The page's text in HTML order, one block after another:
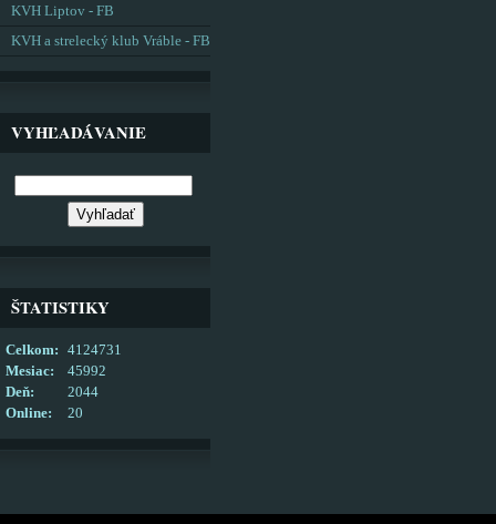
KVH Liptov - FB
KVH a strelecký klub Vráble - FB
VYHĽADÁVANIE
ŠTATISTIKY
Online: 20
Celkom:
4124731
Mesiac:
45992
Deň:
2044